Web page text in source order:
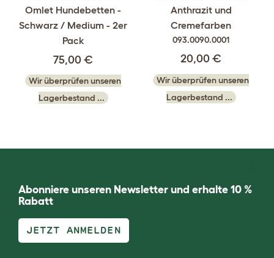
Omlet Hundebetten -
Schwarz / Medium - 2er
Pack
75,00 €
Wir überprüfen unseren
Lagerbestand ...
Anthrazit und
Cremefarben
093.0090.0001
20,00 €
Wir überprüfen unseren
Lagerbestand ...
Abonniere unseren Newsletter und erhalte 10 %
Rabatt
JETZT ANMELDEN